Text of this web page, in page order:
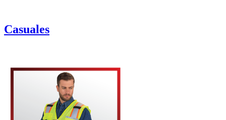
Casuales